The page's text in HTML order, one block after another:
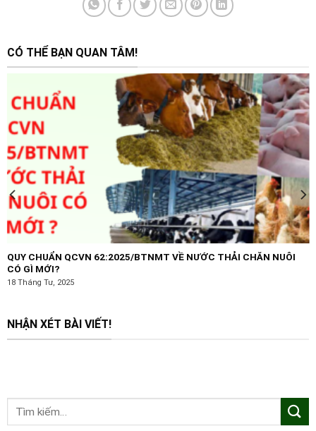
CÓ THỂ BẠN QUAN TÂM!
QUY CHUẨN QCVN 62:2025/BTNMT VỀ NƯỚC THẢI CHĂN NUÔI
CÓ GÌ MỚI?
18 Tháng Tư, 2025
NHẬN XÉT BÀI VIẾT!